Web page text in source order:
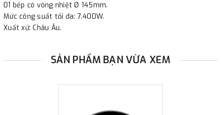
01 bếp có vòng nhiệt Ø 145mm.
Mức công suất tối đa: 7.400W.
Xuất xứ: Châu Âu.
SẢN PHẨM BẠN VỪA XEM